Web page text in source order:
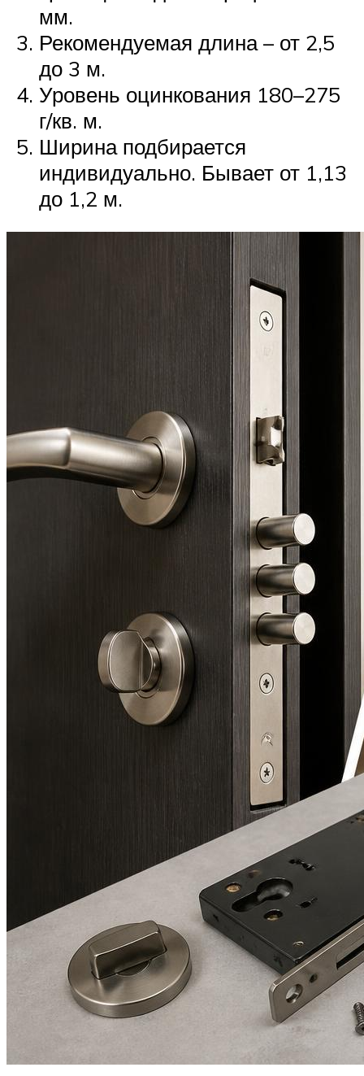
мм.
Рекомендуемая длина – от 2,5
до 3 м.
Уровень оцинкования 180–275
г/кв. м.
Ширина подбирается
индивидуально. Бывает от 1,13
до 1,2 м.